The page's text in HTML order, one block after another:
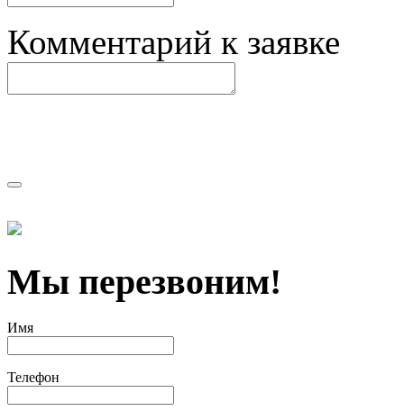
Комментарий к заявке
Мы перезвоним!
Имя
Телефон